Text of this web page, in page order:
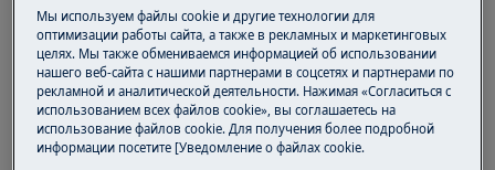
Мы используем файлы cookie и другие технологии для
оптимизации работы сайта, а также в рекламных и маркетинговых
целях. Мы также обмениваемся информацией об использовании
нашего веб-сайта с нашими партнерами в соцсетях и партнерами по
рекламной и аналитической деятельности. Нажимая «Согласиться с
использованием всех файлов cookie», вы соглашаетесь на
использование файлов cookie. Для получения более подробной
информации посетите [Уведомление о файлах cookie.